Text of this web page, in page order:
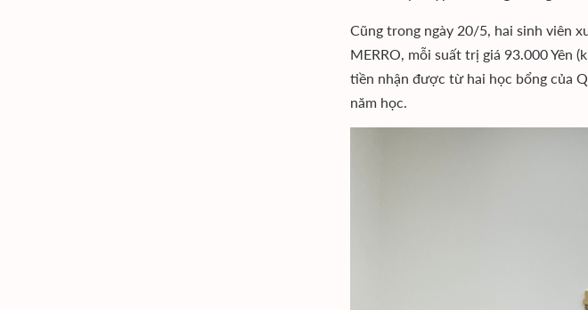
Cũng trong ngày 20/5, hai sinh viên
MERRO, mỗi suất trị giá 93.000 Yên
tiền nhận được từ hai học bổng của
năm học.